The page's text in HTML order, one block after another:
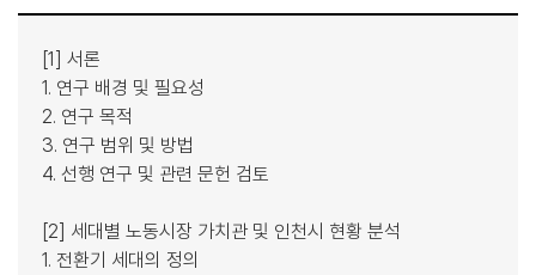
[1] 서론
1. 연구 배경 및 필요성
2. 연구 목적
3. 연구 범위 및 방법
4. 선행 연구 및 관련 문헌 검토
[2] 세대별 노동시장 가치관 및 인천시 현황 분석
1. 전환기 세대의 정의